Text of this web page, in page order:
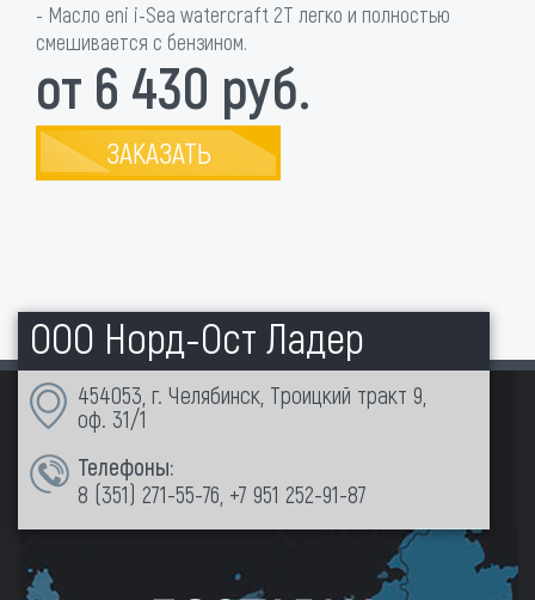
- Масло eni i-Sea watercraft 2T легко и полностью
смешивается с бензином.
от 6 430 руб.
ЗАКАЗАТЬ
ООО Норд-Ост Ладер
454053, г. Челябинск, Троицкий тракт 9,
оф. 31/1
Телефоны:
8 (351) 271-55-76 +7 951 252-91-87